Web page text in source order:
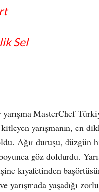
Sel
MasterChef
yarışmanın, en
Ağır duruşu,
göz doldurdu.
kıyafetinden
yarışmada yaşadığı